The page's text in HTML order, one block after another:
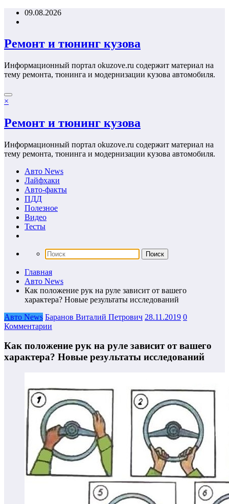
Перейти09.08.2026
Ремонт и тюнинг кузова
Информационный портал okuzove.ru содержит материал на
тему ремонта, тюнинга и модернизации кузова автомобиля.
×
Ремонт и тюнинг кузова
Информационный портал okuzove.ru содержит материал на
тему ремонта, тюнинга и модернизации кузова автомобиля.
Авто News
Лайфхаки
Авто-факты
ПДД
Полезное
Видео
Тесты
Главная
Авто News
Как положение рук на руле зависит от вашего
характера? Новые результаты исследований
Авто News Баранов Виталий Петрович 28.11.2019 0
Комментарии
Как положение рук на руле зависит от вашего
характера? Новые результаты исследований